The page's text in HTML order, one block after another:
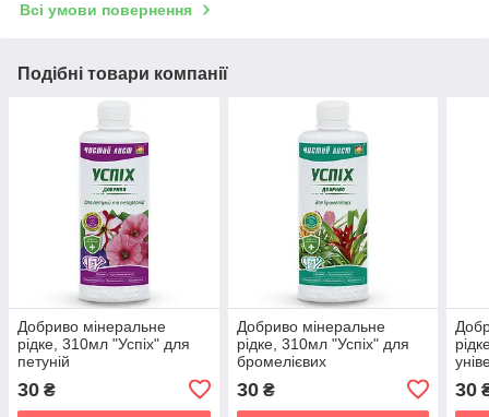
Всі умови повернення
Подібні товари компанії
Добриво мінеральне
рідке, 310мл "Успіх" для
петуній
30 ₴
Добриво мінеральне
рідке, 310мл "Успіх" для
бромелієвих
30₴ 30